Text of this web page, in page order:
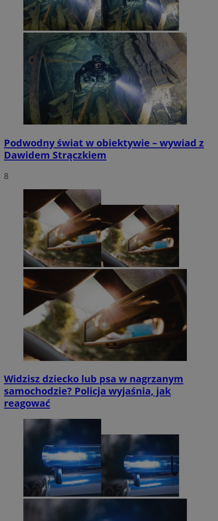
Podwodny świat w obiektywie – wywiad z
Dawidem Strączkiem
8
Widzisz dziecko lub psa w nagrzanym
samochodzie? Policja wyjaśnia, jak
reagować